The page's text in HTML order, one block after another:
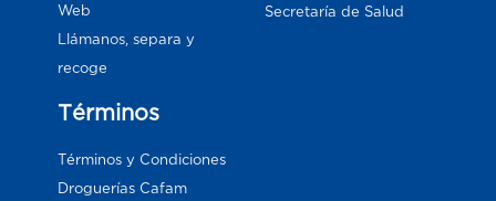
Web
Llámanos, separa y
recoge
Secretaría de Salud
Términos
Términos y Condiciones
Droguerías Cafam